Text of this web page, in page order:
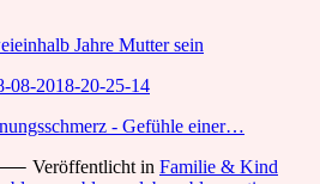
Jahre Mutter sein
- Gefühle einer…
Veröffentlicht in Familie & Kind